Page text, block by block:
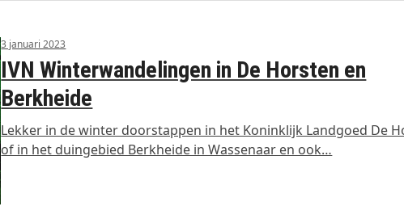
3 januari 2023
IVN Winterwandelingen in De Horsten en
Berkheide
Lekker in de winter doorstappen in het Koninklijk Landgoed De
of in het duingebied Berkheide in Wassenaar en ook…